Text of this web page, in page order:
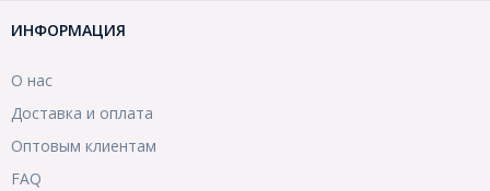
ИНФОРМАЦИЯ
О нас
Доставка и оплата
Оптовым клиентам
FAQ